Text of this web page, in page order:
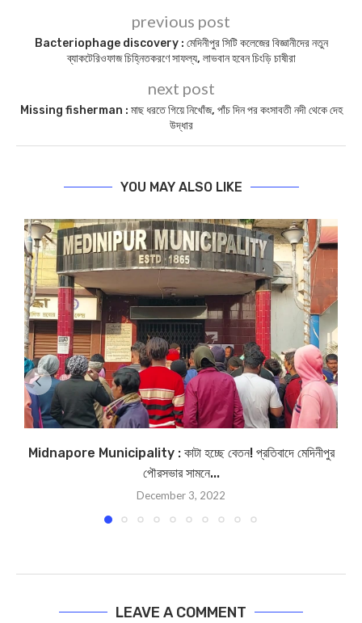
previous post
Bacteriophage discovery : মেদিনীপুর সিটি কলেজের বিজ্ঞানীদের নতুন
ব্যাকটেরিওফাজ চিহ্নিতকরণে সাফল্য, লাভবান হবেন চিংড়ি চাষীরা
next post
Missing fisherman : মাছ ধরতে গিয়ে নিখোঁজ, পাঁচ দিন পর কংসাবতী নদী থেকে দেহ
উদ্ধার
YOU MAY ALSO LIKE
Midnapore Municipality : কাটা হচ্ছে বেতন! প্রতিবাদে মেদিনীপুর
পৌরসভার সামনে...
December 3, 2022
LEAVE A COMMENT